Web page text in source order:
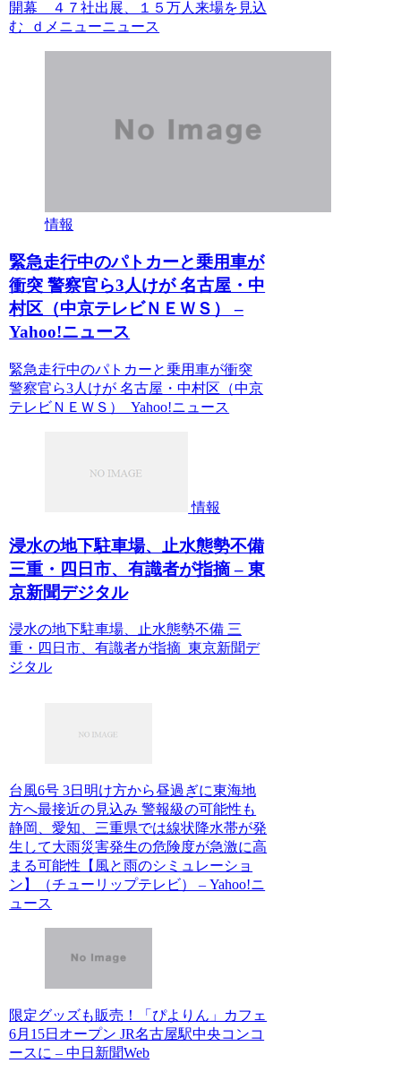
開幕 ４７社出展、１５万人来場を見込
む ｄメニューニュース
情報
緊急走行中のパトカーと乗用車が
衝突 警察官ら3人けが 名古屋・中
村区（中京テレビＮＥＷＳ） –
Yahoo!ニュース
緊急走行中のパトカーと乗用車が衝突
警察官ら3人けが 名古屋・中村区（中京
テレビＮＥＷＳ） Yahoo!ニュース
情報
浸水の地下駐車場、止水態勢不備
三重・四日市、有識者が指摘 – 東
京新聞デジタル
浸水の地下駐車場、止水態勢不備 三
重・四日市、有識者が指摘 東京新聞デ
ジタル
台風6号 3日明け方から昼過ぎに東海地
方へ最接近の見込み 警報級の可能性も
静岡、愛知、三重県では線状降水帯が発
生して大雨災害発生の危険度が急激に高
まる可能性【風と雨のシミュレーショ
ン】（チューリップテレビ） – Yahoo!ニ
ュース
限定グッズも販売！「ぴよりん」カフェ
6月15日オープン JR名古屋駅中央コンコ
ースに – 中日新聞Web